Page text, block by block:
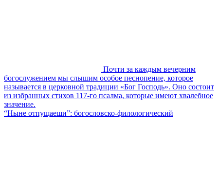
Почти за каждым вечерним
богослужением мы слышим особое песнопение, которое
называется в церковной традиции «Бог Господь». Оно состоит
из избранных стихов 117-го псалма, которые имеют хвалебное
значение.
“Ныне отпущаеши”: богословско-филологический